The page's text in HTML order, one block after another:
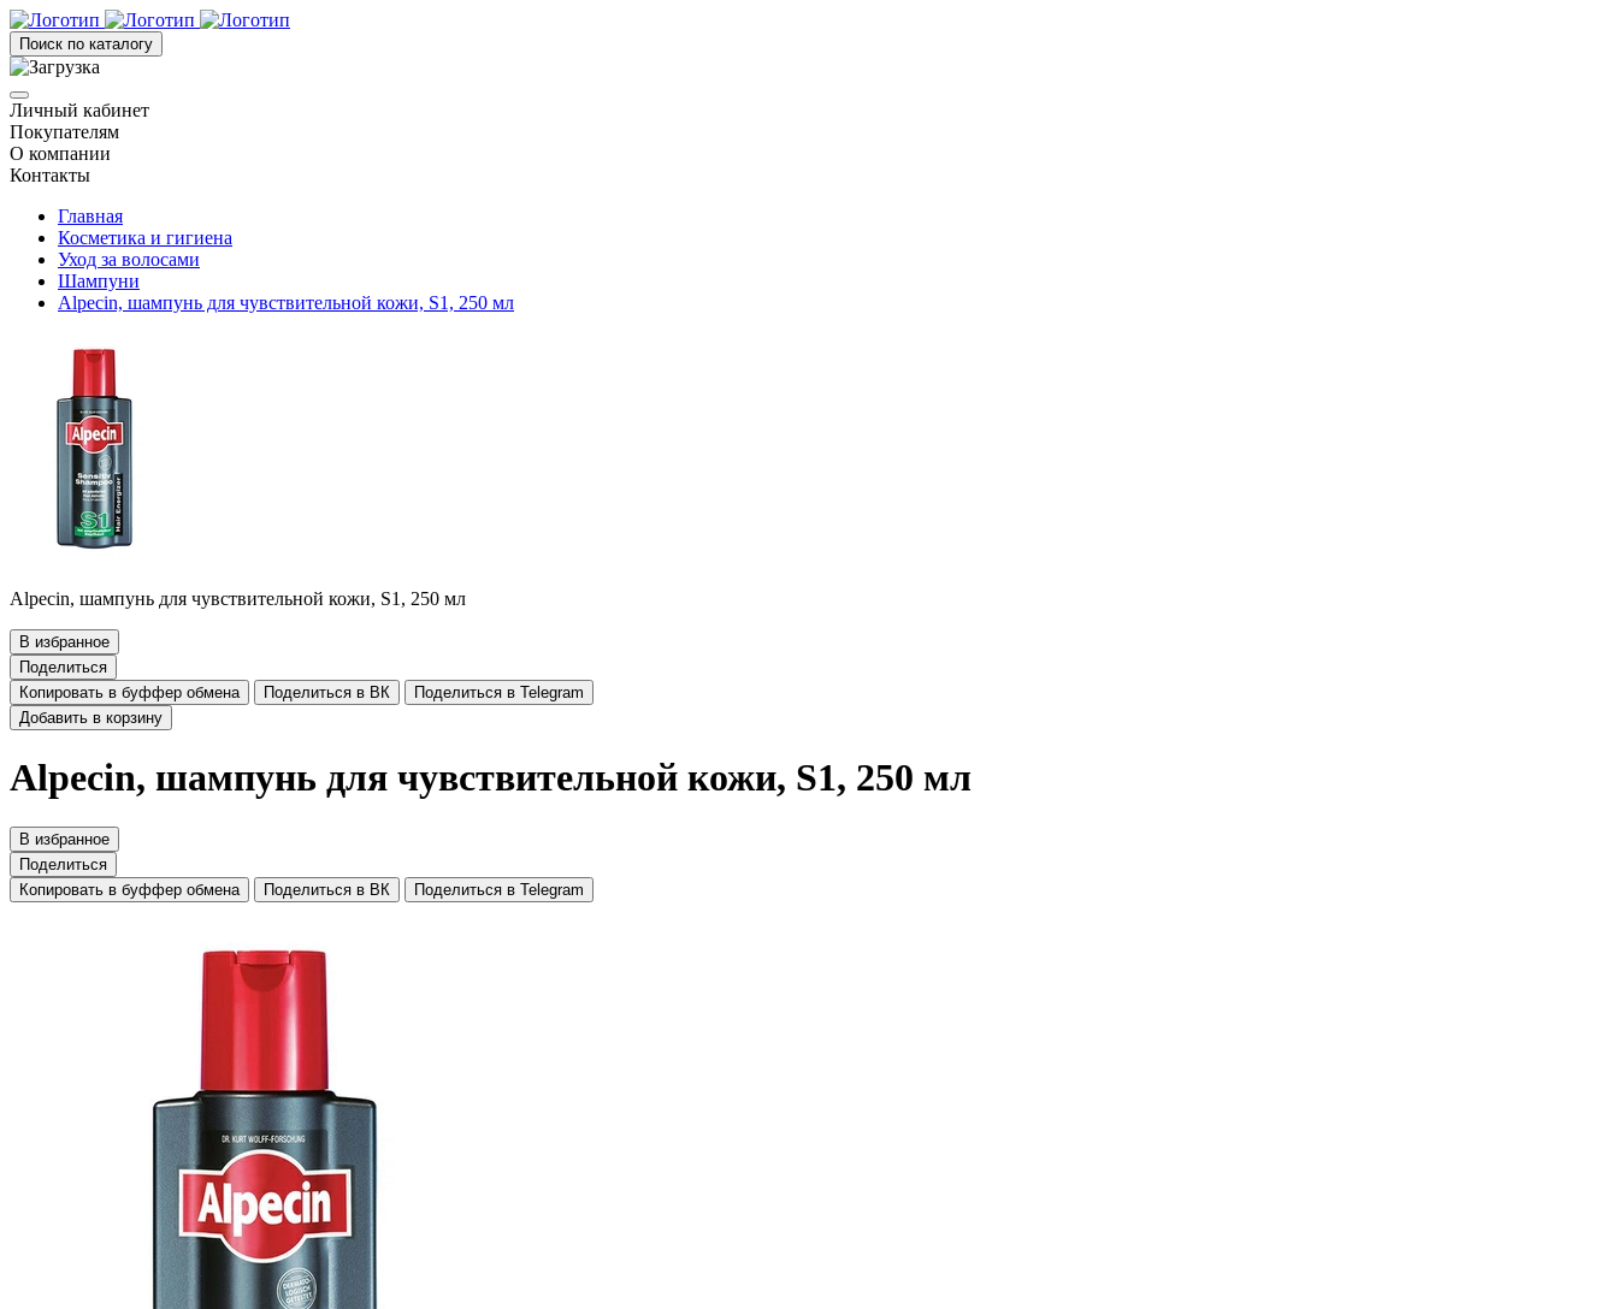
Поиск по каталогу
Личный кабинет
Покупателям
О компании
Контакты
Главная
Косметика и гигиена
Уход за волосами
Шампуни
Alpecin, шампунь для чувствительной кожи, S1, 250 мл
Alpecin, шампунь для чувствительной кожи, S1, 250 мл
В избранное
Поделиться
Копировать в буффер обмена
Поделиться в ВК
Поделиться в Telegram
Добавить в корзину
Alpecin, шампунь для чувствительной кожи, S1, 250 мл
В избранное
Поделиться
Копировать в буффер обмена
Поделиться в ВК Поделиться в Telegram